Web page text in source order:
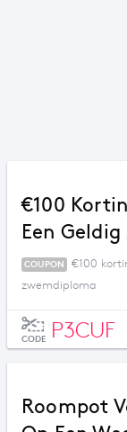
€100
Een
COUPON
€100
zwemdiploma
CODE P3CUF
Roompot